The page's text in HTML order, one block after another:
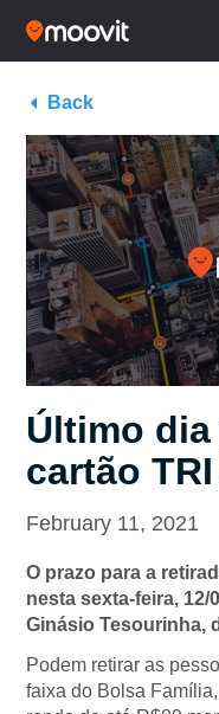
Back
Último
cartão
February 11, 2021
O prazo para a
nesta sexta-feira, 12/
Ginásio Tesourinha,
Podem retirar as
faixa do Bolsa